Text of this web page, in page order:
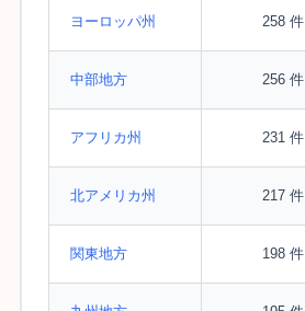
ヨーロッパ州 258 件
中部地方 256 件
アフリカ州 231 件
北アメリカ州 217 件
関東地方 198 件